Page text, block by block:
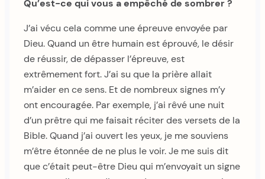
Qu’est-ce qui vous a empêché de sombrer ?
J’ai vécu cela comme une épreuve envoyée par
Dieu. Quand un être humain est éprouvé, le désir
de réussir, de dépasser l’épreuve, est
extrêmement fort. J’ai su que la prière allait
m’aider en ce sens. Et de nombreux signes m’y
ont encouragée. Par exemple, j’ai rêvé une nuit
d’un prêtre qui me faisait réciter des versets de la
Bible. Quand j’ai ouvert les yeux, je me souviens
m’être étonnée de ne plus le voir. Je me suis dit
que c’était peut-être Dieu qui m’envoyait un signe